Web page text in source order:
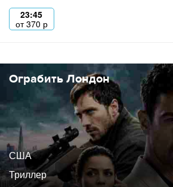
23:45
от370 р
Ограбить Лондон
США
Триллер